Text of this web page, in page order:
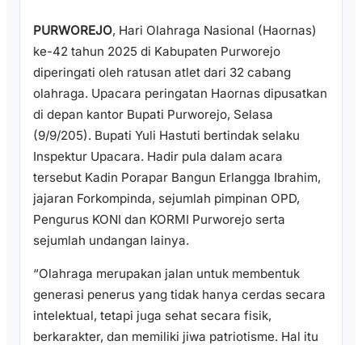
PURWOREJO, Hari Olahraga Nasional (Haornas)
ke-42 tahun 2025 di Kabupaten Purworejo
diperingati oleh ratusan atlet dari 32 cabang
olahraga. Upacara peringatan Haornas dipusatkan
di depan kantor Bupati Purworejo, Selasa
(9/9/205). Bupati Yuli Hastuti bertindak selaku
Inspektur Upacara. Hadir pula dalam acara
tersebut Kadin Porapar Bangun Erlangga Ibrahim,
jajaran Forkompinda, sejumlah pimpinan OPD,
Pengurus KONI dan KORMI Purworejo serta
sejumlah undangan lainya.
“Olahraga merupakan jalan untuk membentuk
generasi penerus yang tidak hanya cerdas secara
intelektual, tetapi juga sehat secara fisik,
berkarakter, dan memiliki jiwa patriotisme. Hal itu